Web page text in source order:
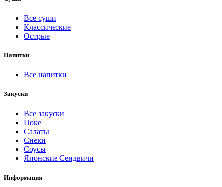
Все суши
Классические
Острые
Напитки
Все напитки
Закуски
Все закуски
Поке
Салаты
Снеки
Соусы
Японские Сендвичи
Информация